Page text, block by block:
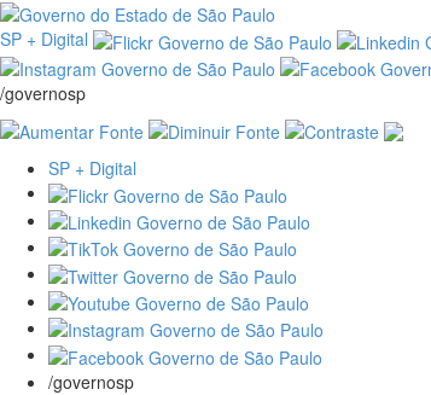
SP + Digital
/governosp
SP + Digital
/governosp